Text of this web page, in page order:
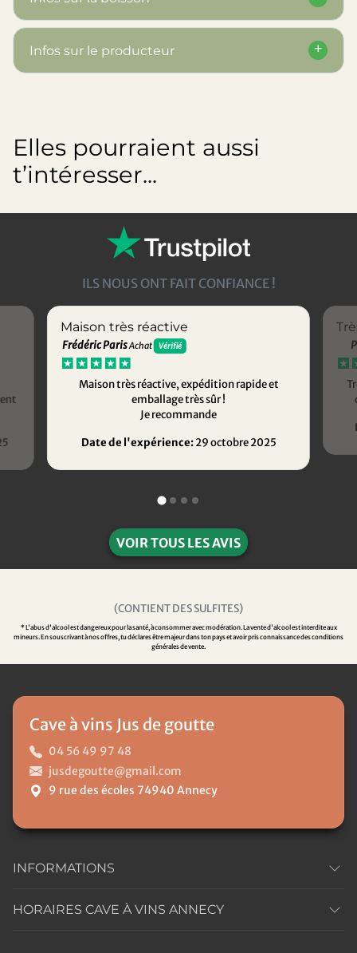
Infos sur le producteur
Elles pourraient aussi
t’intéresser...
ILS NOUS ONT FAIT CONFIANCE !
Maison très réactive
Frédéric ParisAchat Vérifié
Maison très réactive, expédition rapide et
emballage très sûr !
Je recommande
Date de l'expérience:29 octobre 2025
VOIR TOUS LES AVIS
(CONTIENT DES SULFITES)
* L'abus d'alcool est dangereux pour la santé, à consommer avec modération. La vente d'alcool est interdite aux
mineurs. En souscrivant à nos offres, tu déclares être majeur dans ton pays et avoir pris connaissance des conditions
générales de vente.
Cave à vins Jus de goutte
04 56 49 97 48
jusdegoutte@gmail.com
9 rue des écoles 74940 Annecy
INFORMATIONS
HORAIRES CAVE À VINS ANNECY